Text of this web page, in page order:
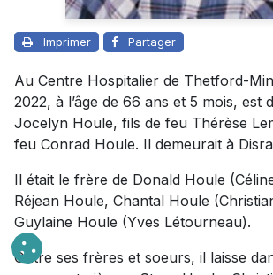
Imprimer Partager
Au Centre Hospitalier de Thetford-
2022, à l’âge de 66 ans et 5 mois, est
Jocelyn Houle, fils de feu Thérèse
feu Conrad Houle. Il demeurait à
Il était le frère de Donald Houle
Réjean Houle, Chantal Houle
Guylaine Houle (Yves Létourneau).
Outre ses frères et soeurs, il laisse